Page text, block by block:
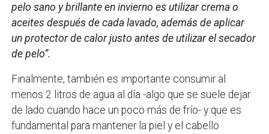
pelo sano y brillante en invierno es utilizar crema o
aceites después de cada lavado, además de aplicar
un protector de calor justo antes de utilizar el secador
de pelo”.
Finalmente, también es importante consumir al
menos 2 litros de agua al día -algo que se suele dejar
de lado cuando hace un poco más de frío- y que es
fundamental para mantener la piel y el cabello